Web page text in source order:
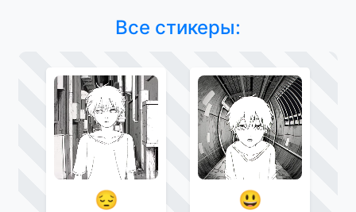
Все стикеры:
😔 😃